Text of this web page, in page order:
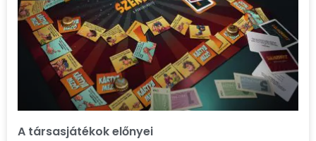
A társasjátékok előnyei